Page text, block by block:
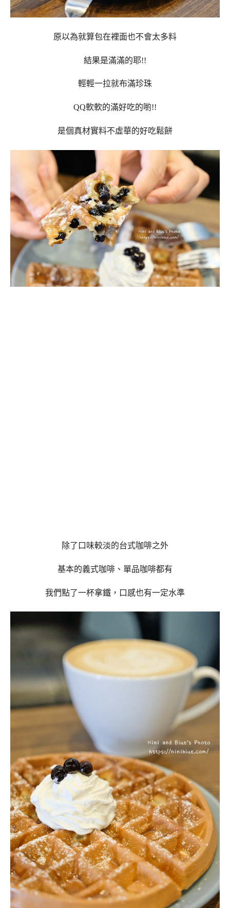
原以為就算包在裡面也不會太多料
結果是滿滿的耶!!
輕輕一拉就布滿珍珠
QQ軟軟的滿好吃的喲!!
是個真材實料不虛華的好吃鬆餅
除了口味較淡的台式咖啡之外
基本的義式咖啡、單品咖啡都有
我們點了一杯拿鐵，口感也有一定水準